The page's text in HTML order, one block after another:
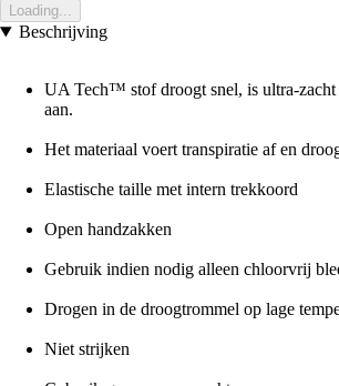
Loading...
Beschrijving
UA Tech™ stof droogt snel, is ultra-
aan.
Het materiaal voert transpiratie af en
Elastische taille met intern trekkoord
Open handzakken
Gebruik indien nodig alleen chloorvrij
Drogen in de droogtrommel op lage
Niet strijken